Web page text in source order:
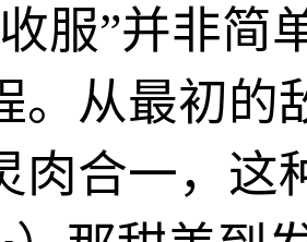
服”并非简
。从最初的
肉合一，这